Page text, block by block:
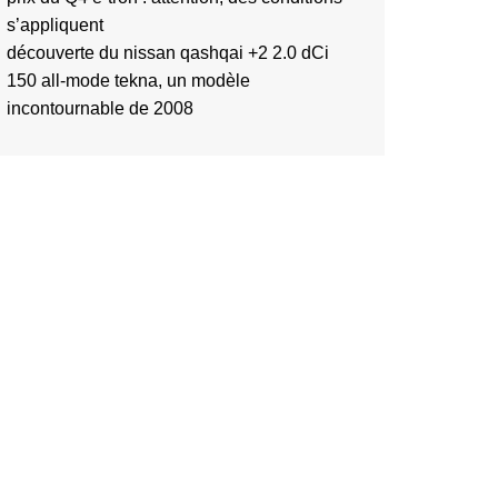
s’appliquent
découverte du nissan qashqai +2 2.0 dCi
150 all-mode tekna, un modèle
incontournable de 2008